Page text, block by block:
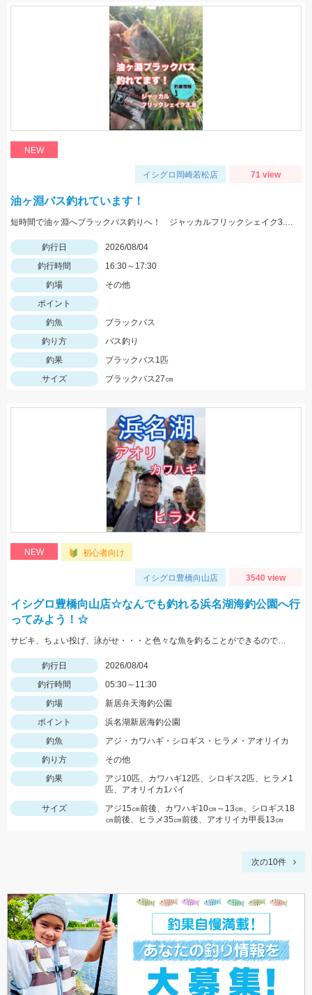
NEW
イシグロ岡崎若松店 71 view
油ヶ淵バス釣れています！
短時間で油ヶ淵へブラックバス釣りへ！ ジャッカルフリックシェイク3.8のノーシンカーワッキーでGET!
釣行日
2026/08/04
釣行時間
16:30～17:30
釣場
その他
ポイント
釣魚
ブラックバス
釣り方
バス釣り
釣果
ブラックバス1匹
サイズ
ブラックバス27㎝
NEW 初心者向け
イシグロ豊橋向山店 3540 view
イシグロ豊橋向山店☆なんでも釣れる浜名湖海釣公園へ行
ってみよう！☆
サビキ、ちょい投げ、泳がせ・・・と色々な魚を釣ることができるので仕掛けも何種類か用意していけば楽しむことができますよ！
釣行日
2026/08/04
釣行時間
05:30～11:30
釣場
新居弁天海釣公園
ポイント
浜名湖新居海釣公園
釣魚
アジ・カワハギ・シロギス・ヒラメ・アオリイカ
釣り方
その他
釣果
アジ10匹、カワハギ12匹、シロギス2匹、ヒラメ1
匹、アオリイカ1パイ
サイズ
アジ15㎝前後、カワハギ10㎝～13㎝、シロギス18
㎝前後、ヒラメ35㎝前後、アオリイカ甲長13㎝
次の10件